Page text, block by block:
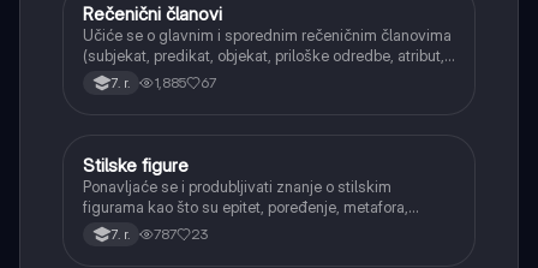
Srpski jezik
Rečenični članovi
Učiće se o glavnim i sporednim rečeničnim članovima
(subjekat, predikat, objekat, priloške odredbe, atribut,
apozicija) i njihovoj funkciji.
7. r. 1,885 67
Srpski jezik
Stilske figure
Ponavljaće se i produbljivati znanje o stilskim
figurama kao što su epitet, poređenje, metafora,
personifikacija, hiperbola, onomatopeja, aliteracija i
asonanca, razumevajući njihovu ulogu u tekstu.
7. r. 787 23